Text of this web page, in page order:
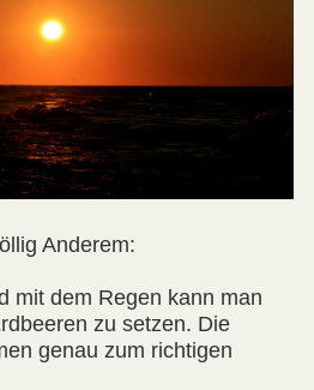
Anderem:
mit dem Regen kann man
zu setzen. Die
genau zum richtigen